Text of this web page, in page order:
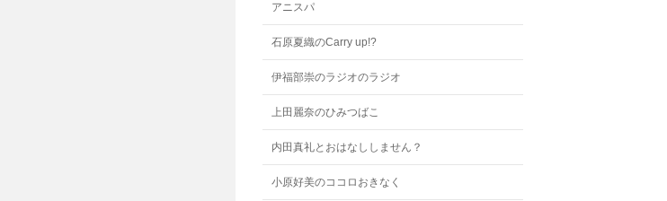
アニスパ
石原夏織のCarry up!?
伊福部崇のラジオのラジオ
上田麗奈のひみつばこ
内田真礼とおはなししません？
小原好美のココロおきなく